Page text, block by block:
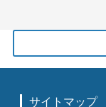
サイトマップ